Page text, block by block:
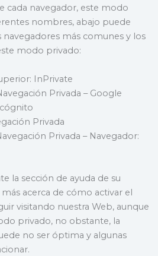
cada navegador, este modo
nombres, abajo puede
más comunes y los
modo privado:
InPrivate
Privada – Google
Privada
Privada – Navegador:
la sección de ayuda de su
acerca de cómo activar el
visitando nuestra Web, aunque
privado, no obstante, la
no ser óptima y algunas